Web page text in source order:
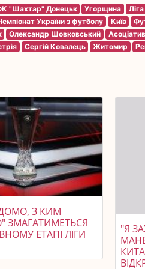
"Шахтар" Донецьк Угорщина
України з футболу Київ
Олександр Шовковський
Сергій Ковалець Житомир
З КИМ
ЗМАГАТИМЕТЬСЯ
ЕТАПІ ЛІГИ
"Я